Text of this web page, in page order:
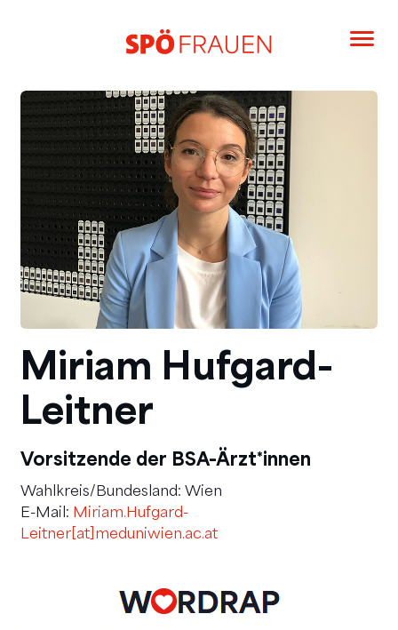
Miriam Hufgard-
Leitner
Vorsitzende der BSA-Ärzt*innen
Wahlkreis/Bundesland: Wien
E-Mail: Miriam.Hufgard-
Leitner[at]meduniwien.ac.at